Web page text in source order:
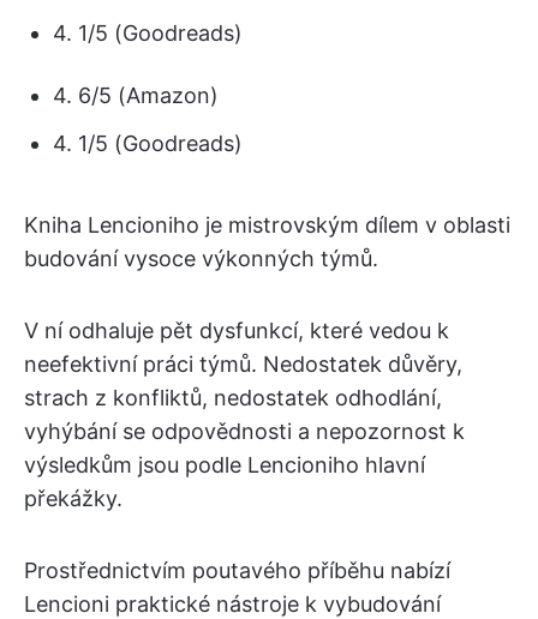
4. 1/5 (Goodreads)
4. 6/5 (Amazon)
4. 1/5 (Goodreads)
Kniha Lencioniho je mistrovským dílem v oblasti
budování vysoce výkonných týmů.
V ní odhaluje pět dysfunkcí, které vedou k
neefektivní práci týmů. Nedostatek důvěry,
strach z konfliktů, nedostatek odhodlání,
vyhýbání se odpovědnosti a nepozornost k
výsledkům jsou podle Lencioniho hlavní
překážky.
Prostřednictvím poutavého příběhu nabízí
Lencioni praktické nástroje k vybudování